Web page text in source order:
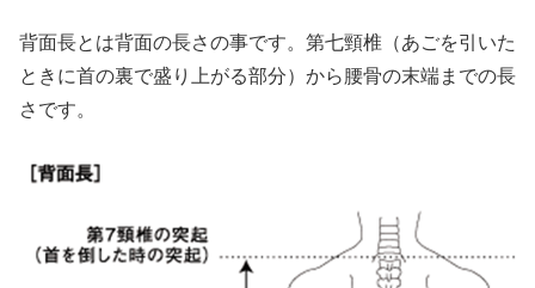
背面長とは背面の長さの事です。第七頸椎（あごを引いた
ときに首の裏で盛り上がる部分）から腰骨の末端までの長
さです。